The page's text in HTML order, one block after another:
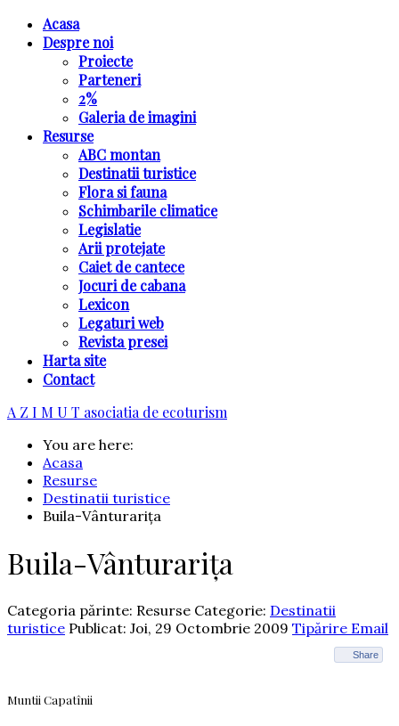
Acasa
Despre noi
Proiecte
Parteneri
2%
Galeria de imagini
Resurse
ABC montan
Destinatii turistice
Flora si fauna
Schimbarile climatice
Legislatie
Arii protejate
Caiet de cantece
Jocuri de cabana
Lexicon
Legaturi web
Revista presei
Harta site
Contact
A Z I M U T asociatia de ecoturism
You are here:
Acasa
Resurse
Destinatii turistice
Buila-Vânturarița
Buila-Vânturarița
Categoria părinte: Resurse Categorie: Destinatii
turistice Publicat: Joi, 29 Octombrie 2009 Tipărire Email
Share
Muntii Capatînii